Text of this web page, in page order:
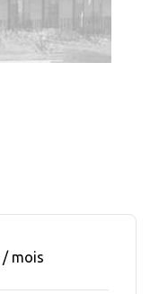
/ mois